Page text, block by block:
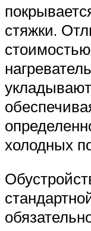
стяжки.
холодных